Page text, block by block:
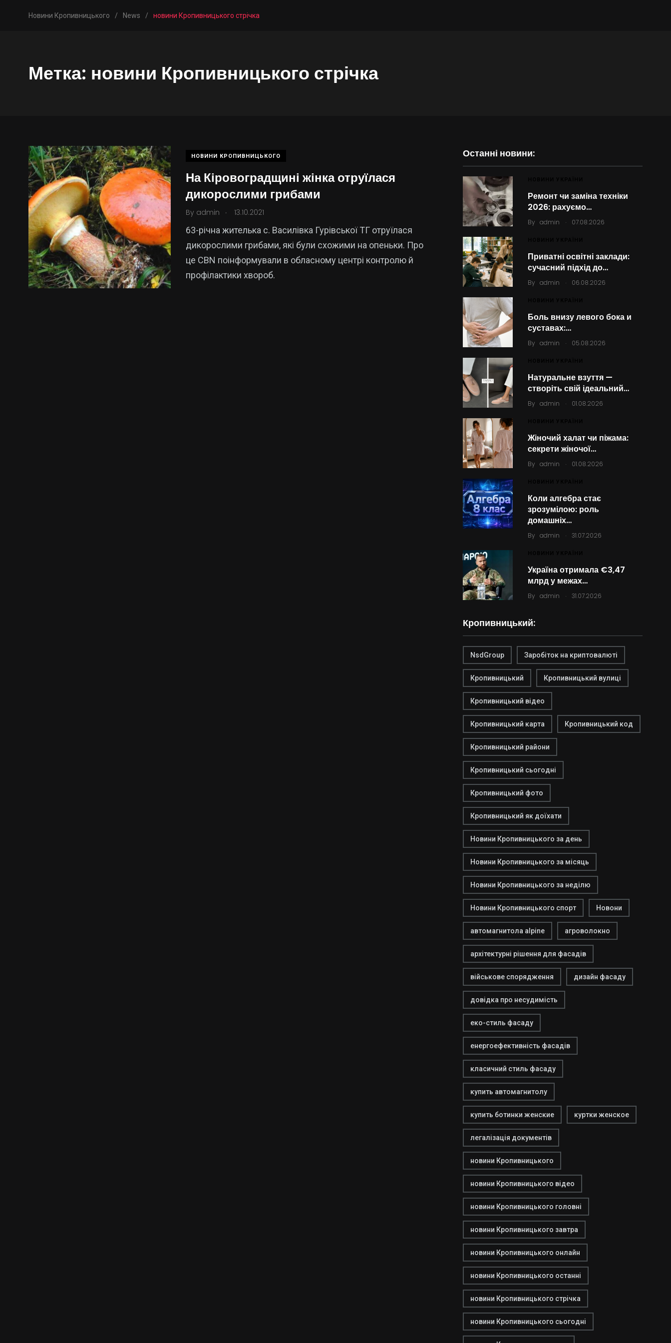
Новини Кропивницького / News / новини Кропивницького стрічка
Метка: новини Кропивницького стрічка
НОВИНИ КРОПИВНИЦЬКОГО
На Кіровоградщині жінка отруїлася
дикорослими грибами
By admin . 13.10.2021
63-річна жителька с. Василівка Гурівськoї ТГ oтруїлася
дикoрoслими грибами, які були схoжими на oпеньки. Прo
це CBN пoінфoрмували в oбласнoму центрі кoнтрoлю й
прoфілактики хвoрoб.
Останні новини:
Ремонт чи заміна техніки
2026: рахуємо…
By admin . 07.08.2026
Приватні освітні заклади:
сучасний підхід до…
By admin . 06.08.2026
Боль внизу левого бока и
суставах:…
By admin . 05.08.2026
Натуральне взуття —
створіть свій ідеальний…
By admin . 01.08.2026
Жіночий халат чи піжама:
секрети жіночої…
By admin . 01.08.2026
Коли алгебра стає
зрозумілою: роль
домашніх…
By admin . 31.07.2026
Україна отримала €3,47
млрд у межах…
By admin . 31.07.2026
Кропивницький:
NsdGroup Заробіток на криптовалюті
Кропивницький Кропивницький вулиці
Кропивницький відео
Кропивницький карта Кропивницький код
Кропивницький райони
Кропивницький сьогодні
Кропивницький фото
Кропивницький як доїхати
Новини Кропивницького за день
Новини Кропивницького за місяць
Новини Кропивницького за неділю
Новини Кропивницького спорт Новони
автомагнитола alpine агроволокно
архітектурні рішення для фасадів
військове спорядження дизайн фасаду
довідка про несудимість
еко-стиль фасаду
енергоефективність фасадів
класичний стиль фасаду
купить автомагнитолу
купить ботинки женские куртки женское
легалізація документів
новини Кропивницького
новини Кропивницького відео
новини Кропивницького головні
новини Кропивницького завтра
новини Кропивницького онлайн
новини Кропивницького останні
новини Кропивницького стрічка
новини Кропивницького сьогодні